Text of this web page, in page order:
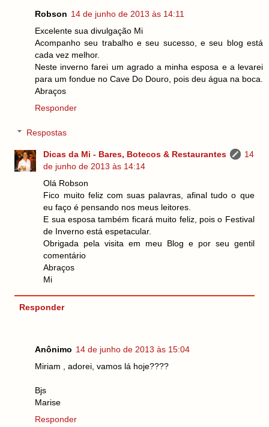
Robson 14 de junho de 2013 às 14:11
Excelente sua divulgação Mi
Acompanho seu trabalho e seu sucesso, e seu blog está
cada vez melhor.
Neste inverno farei um agrado a minha esposa e a levarei
para um fondue no Cave Do Douro, pois deu água na boca.
Abraços
Responder
Respostas
Dicas da Mi - Bares, Botecos & Restaurantes
14
de junho de 2013 às 14:14
Olá Robson
Fico muito feliz com suas palavras, afinal tudo o que
eu faço é pensando nos meus leitores.
E sua esposa também ficará muito feliz, pois o Festival
de Inverno está espetacular.
Obrigada pela visita em meu Blog e por seu gentil
comentário
Abraços
Mi
Responder
Anônimo 14 de junho de 2013 às 15:04
Miriam , adorei, vamos lá hoje????
Bjs
Marise
Responder